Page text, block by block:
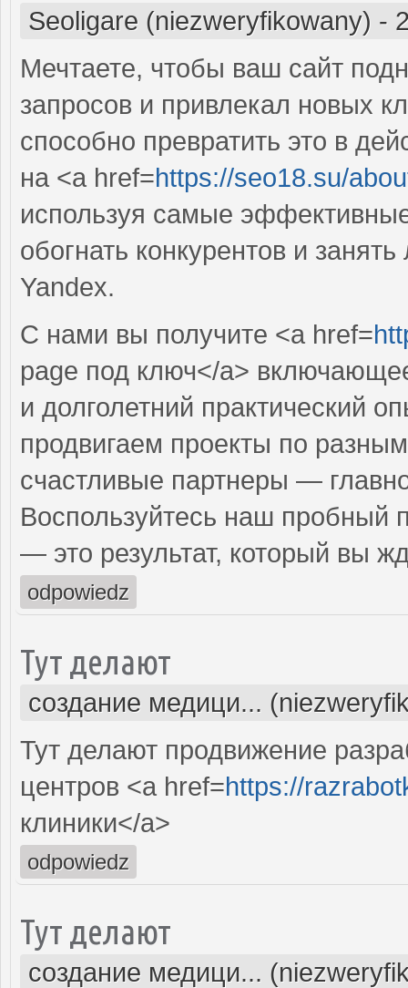
Seoligare (niezweryfikowany) -
Мечтаете, чтобы ваш сайт
запросов и привлекал новых
способно превратить это в
на <a href=https://seo18.su/
используя самые
обогнать конкурентов и
Yandex.
С нами вы получите <a href=
page под ключ</a>
и долголетний практический
продвигаем проекты по
счастливые партнеры —
Воспользуйтесь наш
— это результат, который вы
odpowiedz
Тут делают
создание медици...
Тут делают продвижение
центров <a href=https://
клиники</a>
odpowiedz
Тут делают
создание медици...